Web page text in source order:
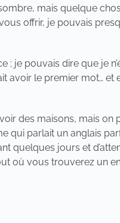
mais quelque
offrir, je pouvais
je pouvais dire que je
avoir le premier mot… et
des maisons, mais on
qui parlait un anglais
quelques jours et
où vous trouverez un